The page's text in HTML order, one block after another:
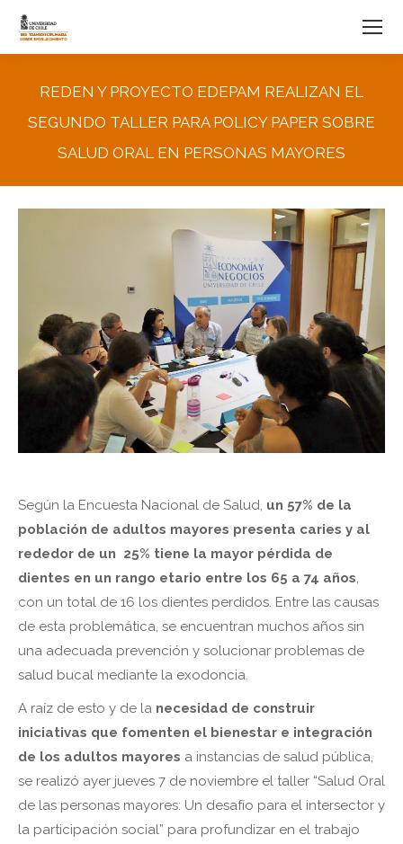
REDEN Y PROYECTO EDEPAM REALIZAN EL
SEGUNDO TALLER PARA POLICY PAPER SOBRE
SALUD ORAL EN PERSONAS MAYORES
Según la Encuesta Nacional de Salud, un 57% de la
población de adultos mayores presenta caries y al
rededor de un 25% tiene la mayor pérdida de
dientes en un rango etario entre los 65 a 74 años,
con un total de 16 los dientes perdidos. Entre las causas
de esta problemática, se encuentran muchos años sin
una adecuada prevención y solucionar problemas de
salud bucal mediante la exodoncia.
A raíz de esto y de la necesidad de construir
iniciativas que fomenten el bienestar e integración
de los adultos mayores a instancias de salud pública,
se realizó ayer jueves 7 de noviembre el taller “Salud Oral
de las personas mayores: Un desafío para el intersector y
la participación social” para profundizar en el trabajo